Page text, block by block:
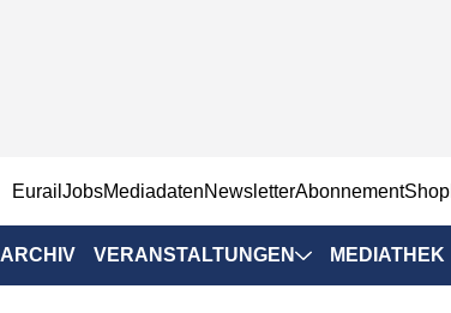
EurailJobsMediadatenNewsletterAbonnementShop
ARCHIV VERANSTALTUNGEN MEDIATHEK